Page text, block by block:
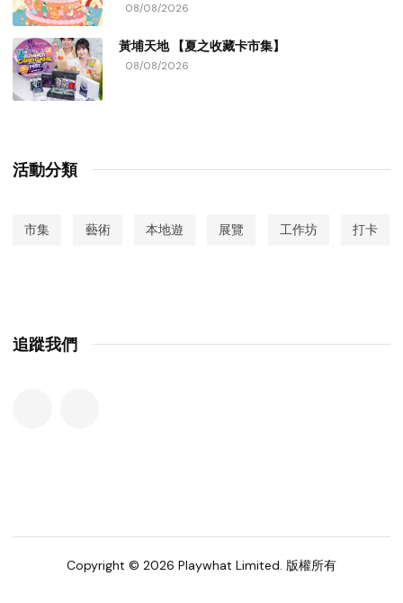
08/08/2026
黃埔天地 【夏之收藏卡市集】
08/08/2026
活動分類
市集 藝術 本地遊 展覽 工作坊 打卡
追蹤我們
Copyright © 2026 Playwhat Limited. 版權所有